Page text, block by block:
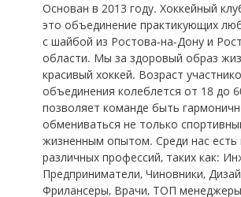
Основан в 2013 году. Хоккейный
это объединение практикующих
с шайбой из Ростова-на-Дону и
области. Мы за здоровый образ
красивый хоккей. Возраст
объединения колеблется от 18 до
позволяет команде быть
обмениваться не только
жизненным опытом. Среди нас есть
различных профессий, таких как:
Предприниматели, Чиновники,
Фрилансеры, Врачи, ТОП